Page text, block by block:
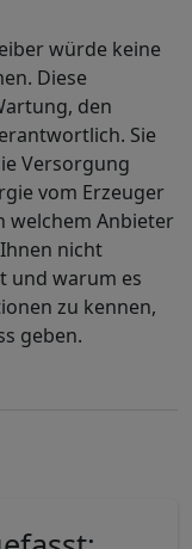
würde keine
Diese
den
Sie
Versorgung
vom Erzeuger
welchem Anbieter
nicht
und warum es
zu kennen,
geben.